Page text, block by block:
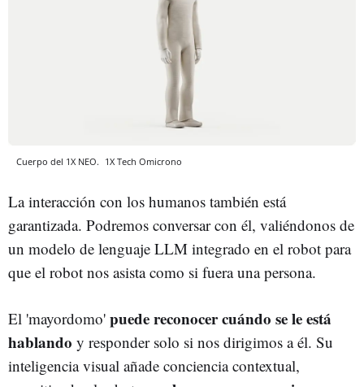
Cuerpo del 1X NEO. 1X Tech Omicrono
La interacción con los humanos también está
garantizada. Podremos conversar con él, valiéndonos de
un modelo de lenguaje LLM integrado en el robot para
que el robot nos asista como si fuera una persona.
El 'mayordomo' puede reconocer cuándo se le está
hablando y responder solo si nos dirigimos a él. Su
inteligencia visual añade conciencia contextual,